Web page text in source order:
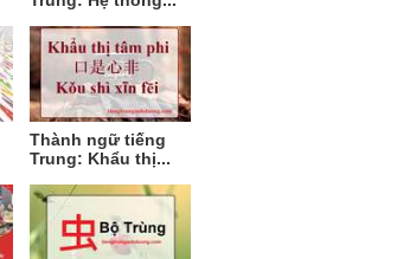
Thành ngữ tiếng
Trung: Khẩu thị...